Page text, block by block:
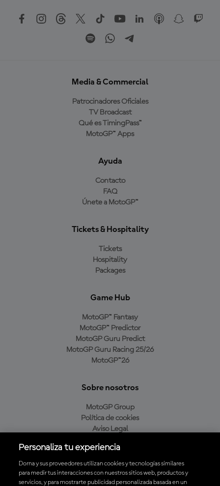
Media & Commercial
Patrocinadores Oficiales
TV Broadcast
Qué es TimingPass™
MotoGP™ Apps
Ayuda
Contacto
FAQ
Únete a MotoGP™
Tickets & Hospitality
Tickets
Hospitality
Packages
Game Hub
MotoGP™ Fantasy
MotoGP™ Predictor
MotoGP Guru Predict
MotoGP Guru Racing 25/26
MotoGP™26
Sobre nosotros
MotoGP Group
Política de cookies
Aviso Legal
Política de compra
Personaliza tu experiencia
Dorna y sus proveedores utilizan cookies y tecnologías similares
para medir tus interacciones con nuestros sitios web, productos y
servicios, y para mostrarte publicidad personalizada basada en un